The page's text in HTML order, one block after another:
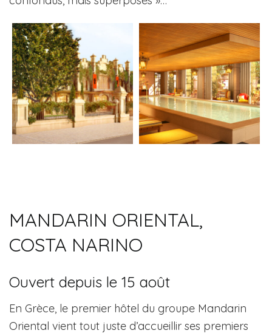
MANDARIN ORIENTAL,
COSTA NARINO
Ouvert depuis le 15 août
En Grèce, le premier hôtel du groupe Mandarin
Oriental vient tout juste d’accueillir ses premiers